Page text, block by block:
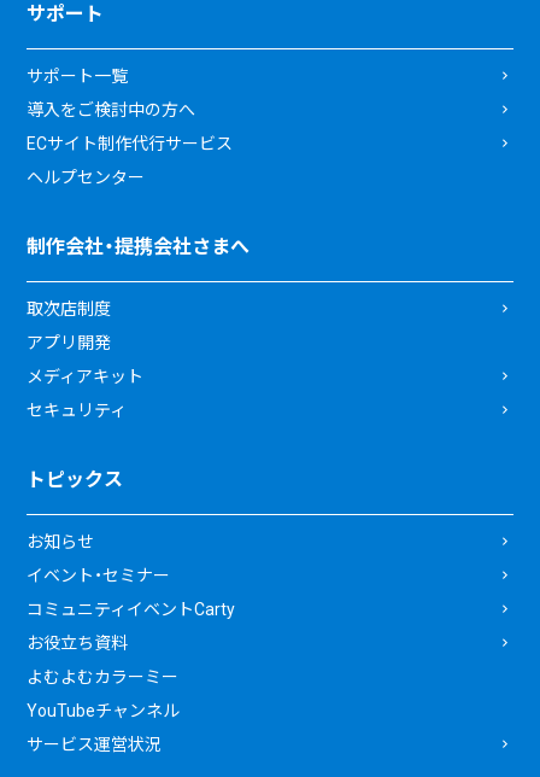
サポート
サポート一覧
導入をご検討中の方へ
ECサイト制作代行サービス
ヘルプセンター
制作会社・提携会社さまへ
取次店制度
アプリ開発
メディアキット
セキュリティ
トピックス
お知らせ
イベント・セミナー
コミュニティイベントCarty
お役立ち資料
よむよむカラーミー
YouTubeチャンネル
サービス運営状況